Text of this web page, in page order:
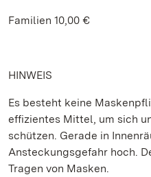
Familien 10,00 €
HINWEIS
Es besteht keine
effizientes Mittel, um sich
schützen. Gerade in
Ansteckungsgefahr hoch.
Tragen von Masken.